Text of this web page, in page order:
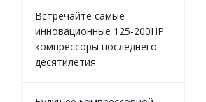
Встречайте самые
инновационные 125-200HP
компрессоры последнего
десятилетия